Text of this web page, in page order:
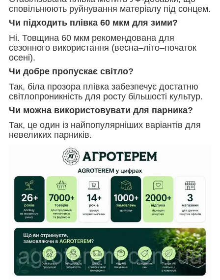
сповільнюють руйнування матеріалу під сонцем.
Чи підходить плівка 60 мкм для зими?
Ні. Товщина 60 мкм рекомендована для
сезонного використання (весна–літо–початок
осені).
Чи добре пропускає світло?
Так, біла прозора плівка забезпечує достатню
світлопроникність для росту більшості культур.
Чи можна використовувати для парника?
Так, це один із найпопулярніших варіантів для
невеликих парників.